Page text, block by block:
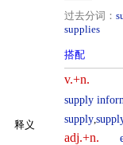
释义
过去分词：
supplies
搭配
同义词
反义词
v.+n.
supply
supply,
adj.+n.